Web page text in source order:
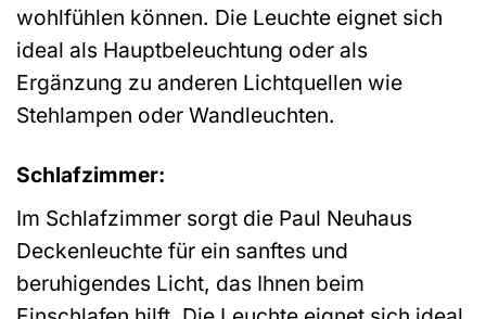
wohlfühlen können. Die Leuchte eignet sich
ideal als Hauptbeleuchtung oder als
Ergänzung zu anderen Lichtquellen wie
Stehlampen oder Wandleuchten.
Schlafzimmer:
Im Schlafzimmer sorgt die Paul Neuhaus
Deckenleuchte für ein sanftes und
beruhigendes Licht, das Ihnen beim